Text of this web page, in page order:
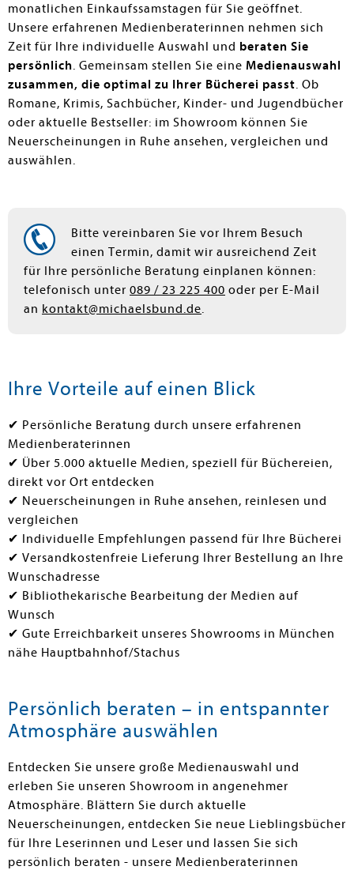
submenu
submenu
monatlichen Einkaufssamstagen für Sie geöffnet.
Unsere erfahrenen Medienberaterinnen nehmen sich
Zeit für Ihre individuelle Auswahl und beraten Sie
persönlich. Gemeinsam stellen Sie eine Medienauswahl
zusammen, die optimal zu Ihrer Bücherei passt. Ob
Romane, Krimis, Sachbücher, Kinder- und Jugendbücher
oder aktuelle Bestseller: im Showroom können Sie
Neuerscheinungen in Ruhe ansehen, vergleichen und
auswählen.
Bitte vereinbaren Sie vor Ihrem Besuch
einen Termin, damit wir ausreichend Zeit
für Ihre persönliche Beratung einplanen können:
telefonisch unter 089 / 23 225 400 oder per E-Mail
an kontakt@michaelsbund.de.
Ihre Vorteile auf einen Blick
✔ Persönliche Beratung durch unsere erfahrenen
Medienberaterinnen
✔ Über 5.000 aktuelle Medien, speziell für Büchereien,
direkt vor Ort entdecken
✔ Neuerscheinungen in Ruhe ansehen, reinlesen und
vergleichen
✔ Individuelle Empfehlungen passend für Ihre Bücherei
✔ Versandkostenfreie Lieferung Ihrer Bestellung an Ihre
Wunschadresse
✔ Bibliothekarische Bearbeitung der Medien auf
Wunsch
✔ Gute Erreichbarkeit unseres Showrooms in München
nähe Hauptbahnhof/Stachus
Persönlich beraten – in entspannter
Atmosphäre auswählen
Entdecken Sie unsere große Medienauswahl und
erleben Sie unseren Showroom in angenehmer
Atmosphäre. Blättern Sie durch aktuelle
Neuerscheinungen, entdecken Sie neue Lieblingsbücher
für Ihre Leserinnen und Leser und lassen Sie sich
persönlich beraten - unsere Medienberaterinnen